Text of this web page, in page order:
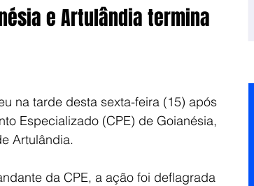
e Artulândia termina
na tarde desta sexta-feira (15) após
Especializado (CPE) de Goianésia,
Artulândia.
da CPE, a ação foi deflagrada